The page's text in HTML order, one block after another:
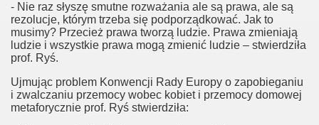
- Nie raz słyszę smutne rozważania ale są prawa, ale są
rezolucje, którym trzeba się podporządkować. Jak to
musimy? Przecież prawa tworzą ludzie. Prawa zmieniają
ludzie i wszystkie prawa mogą zmienić ludzie – stwierdziła
prof. Ryś.
Ujmując problem Konwencji Rady Europy o zapobieganiu
i zwalczaniu przemocy wobec kobiet i przemocy domowej
metaforycznie prof. Ryś stwierdziła: